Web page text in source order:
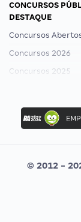
CONCURSOS
DESTAQUE
Concursos
Concursos 2026
Concursos 2025
Concurso Ibama
Concurso MPU
Editais publicados
CONCURSOS
© 2012 -